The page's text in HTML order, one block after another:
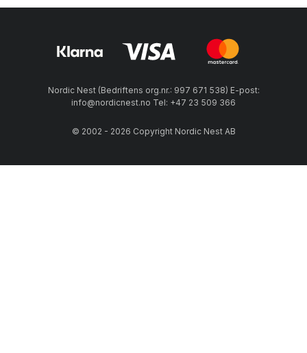
Nordic Nest (Bedriftens org.nr.: 997 671 538) E-post:
info@nordicnest.no Tel: +47 23 509 366
© 2002 - 2026 Copyright Nordic Nest AB